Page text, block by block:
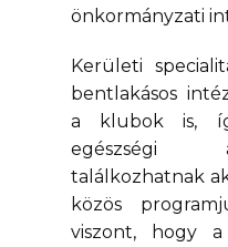
önkormányzati
Kerületi
bentlakásos
a klubok is,
egészségi
találkozhatnak
közös
viszont, hogy